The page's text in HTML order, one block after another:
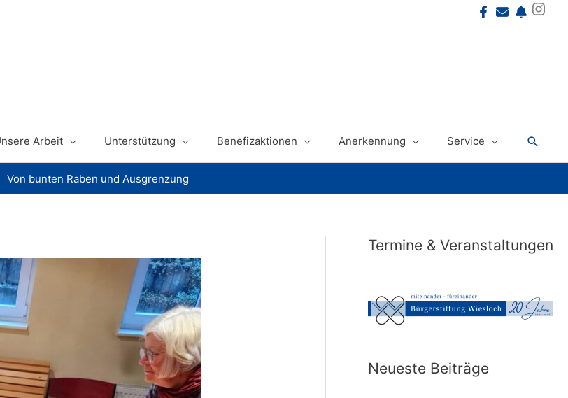
Instagram
Arbeit Unterstützung Benefizaktionen Anerkennung Service
Von bunten Raben und Ausgrenzung
Termine & Veranstaltungen
Neueste Beiträge